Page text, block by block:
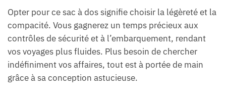
Opter pour ce sac à dos signifie choisir la légèreté et la
compacité. Vous gagnerez un temps précieux aux
contrôles de sécurité et à l’embarquement, rendant
vos voyages plus fluides. Plus besoin de chercher
indéfiniment vos affaires, tout est à portée de main
grâce à sa conception astucieuse.